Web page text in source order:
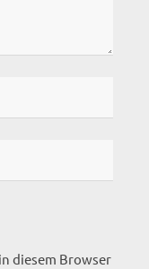
diesem Browser